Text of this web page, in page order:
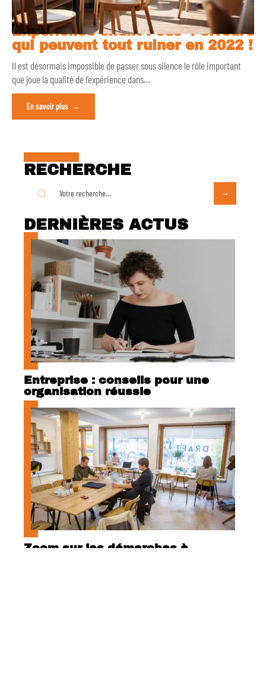
Expérience client : ces 4 erreurs
qui peuvent tout ruiner en 2022 !
Il est désormais impossible de passer sous silence le rôle important
que joue la qualité de l’expérience dans…
En savoir plus
RECHERCHE
DERNIÈRES ACTUS
Entreprise : conseils pour une
organisation réussie
Zoom sur les démarches à